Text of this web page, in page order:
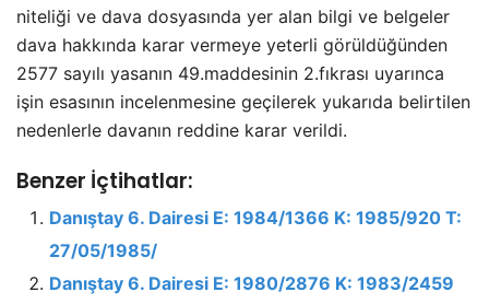
niteliği ve dava dosyasında yer alan bilgi ve belgeler
dava hakkında karar vermeye yeterli görüldüğünden
2577 sayılı yasanın 49.maddesinin 2.fıkrası uyarınca
işin esasının incelenmesine geçilerek yukarıda belirtilen
nedenlerle davanın reddine karar verildi.
Benzer İçtihatlar:
Danıştay 6. Dairesi E: 1984/1366 K: 1985/920 T:
27/05/1985/
Danıştay 6. Dairesi E: 1980/2876 K: 1983/2459